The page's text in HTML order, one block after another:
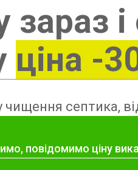
зараз
ціна -
септика,
повідомимо ціну